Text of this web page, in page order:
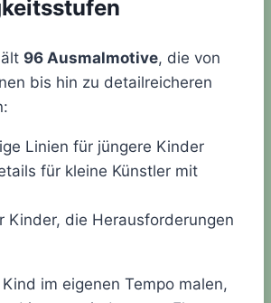
96 Ausmalmotive, die von
bis hin zu detailreicheren
Linien für jüngere Kinder
für kleine Künstler mit
Kinder, die Herausforderungen
im eigenen Tempo malen,